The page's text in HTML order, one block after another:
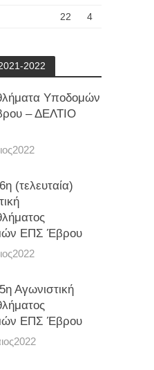
22 4
2022
Υποδομών
– ΔΕΛΤΙΟ
(τελευταία)
ΕΠΣ Έβρου
Αγωνιστική
ΕΠΣ Έβρου